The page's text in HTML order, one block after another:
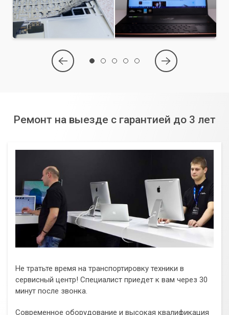
Ремонт на выезде с гарантией до 3 лет
Не тратьте время на транспортировку техники в
сервисный центр! Специалист приедет к вам через 30
минут после звонка.
Современное оборудование и высокая квалификация